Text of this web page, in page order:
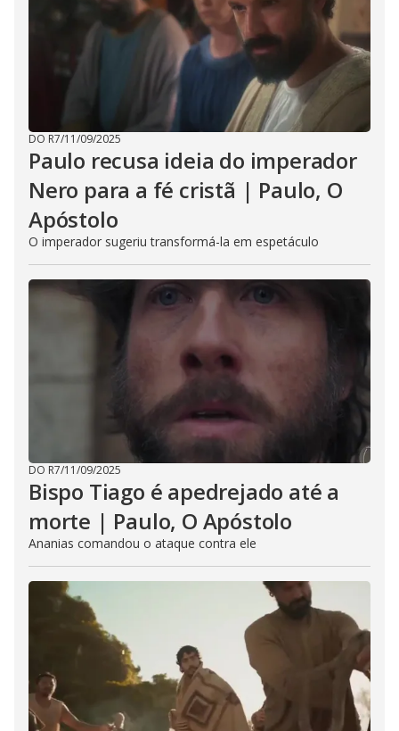
DO R7/11/09/2025
Paulo recusa ideia do imperador
Nero para a fé cristã | Paulo, O
Apóstolo
O imperador sugeriu transformá-la em espetáculo
DO R7/11/09/2025
Bispo Tiago é apedrejado até a
morte | Paulo, O Apóstolo
Ananias comandou o ataque contra ele